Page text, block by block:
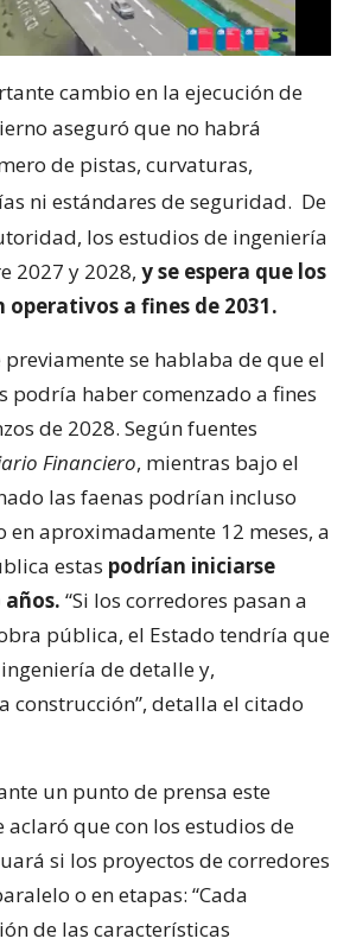
cambio en la ejecución de
aseguró que no habrá
de pistas, curvaturas,
ni estándares de seguridad. De
los estudios de ingeniería
2027 y 2028, y se espera que los
operativos a fines de 2031.
se hablaba de que el
podría haber comenzado a fines
de 2028. Según fuentes
Financiero, mientras bajo el
las faenas podrían incluso
en aproximadamente 12 meses, a
estas podrían iniciarse
“Si los corredores pasan a
pública, el Estado tendría que
de detalle y,
construcción”, detalla el citado
un punto de prensa este
aclaró que con los estudios de
si los proyectos de corredores
o en etapas: “Cada
de las características